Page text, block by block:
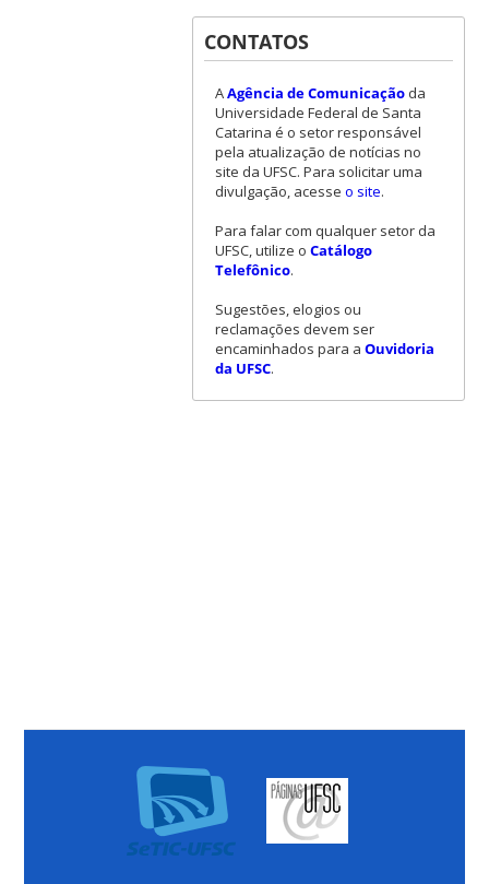
CONTATOS
AAgência de Comunicaçãoda
Universidade Federal de Santa
Catarina é o setor responsável
pela atualização de notícias no
site da UFSC. Para solicitar uma
divulgação, acesse o site.
Para falar com qualquer setor da
UFSC, utilize o Catálogo
Telefônico.
Sugestões, elogios ou
reclamações devem ser
encaminhados para a Ouvidoria
da UFSC.